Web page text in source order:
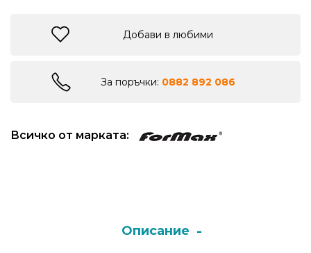
риболов
Дрехи
Добави в любими
За поръчки: 0882 892 086
Всичко от марката:
Описание